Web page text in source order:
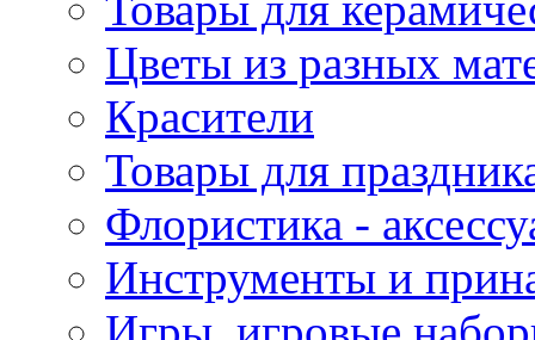
Цветы из разных
Красители
Товары для
Флористика -
Инструменты и